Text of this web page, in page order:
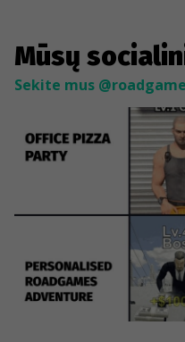
Mūsų
Sekite mus